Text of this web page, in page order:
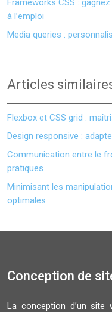
Frameworks CSS :
à l’emploi
Media queries :
Articles
Flexbox et CSS grid :
Design responsive :
Communication entre le
pratiques
Minimisant les
optimales
Conception de
La conception d’un site